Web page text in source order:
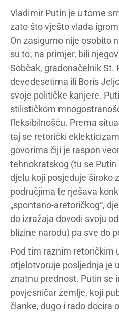
Vladimir Putin je u tome
zato što vješto vlada
On zasigurno nije osobito
su to, na primjer, bili
Sobčak, gradonačelnik St.
devedesetima ili Boris
svoje političke karijere.
stilističkom
fleksibilnošću. Prema
taj se retorički
govorima čiji je raspon
tehnokratskog (tu se
djelu koji posjeduje široko
područjima te rješava
„spontano-aretoričkog“,
do izražaja dovodi svoju
blizine narodu) pa sve do
Pod tim raznim retoričkim
otjelotvoruje posljednja je
znatnu prednost. Putin se
povjesničar zemlje, koji
članke, dugo i rado docira